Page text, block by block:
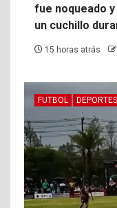
fue noqueado
un cuchillo
15 horas atrás
FUTBOL DEPORTES